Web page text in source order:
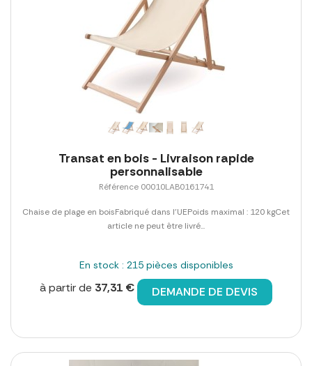
Transat en bois - Livraison rapide
personnalisable
Référence 00010LAB0161741
Chaise de plage en boisFabriqué dans l'UEPoids maximal : 120 kgCet
article ne peut être livré...
En stock : 215 pièces disponibles
à partir de 37,31 € DEMANDE DE DEVIS